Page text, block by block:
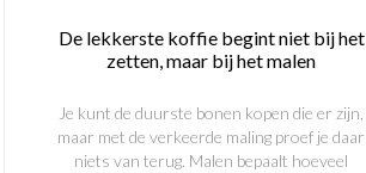
De lekkerste koffie begint niet bij het
zetten, maar bij het malen
Je kunt de duurste bonen kopen die er zijn,
maar met de verkeerde maling proef je daar
niets van terug. Malen bepaalt hoeveel